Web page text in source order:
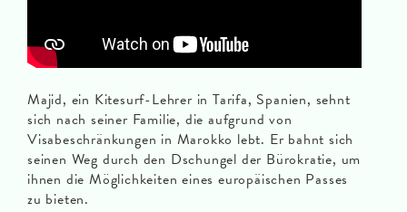
Majid, ein Kitesurf-Lehrer in Tarifa, Spanien, sehnt
sich nach seiner Familie, die aufgrund von
Visabeschränkungen in Marokko lebt. Er bahnt sich
seinen Weg durch den Dschungel der Bürokratie, um
ihnen die Möglichkeiten eines europäischen Passes
zu bieten.